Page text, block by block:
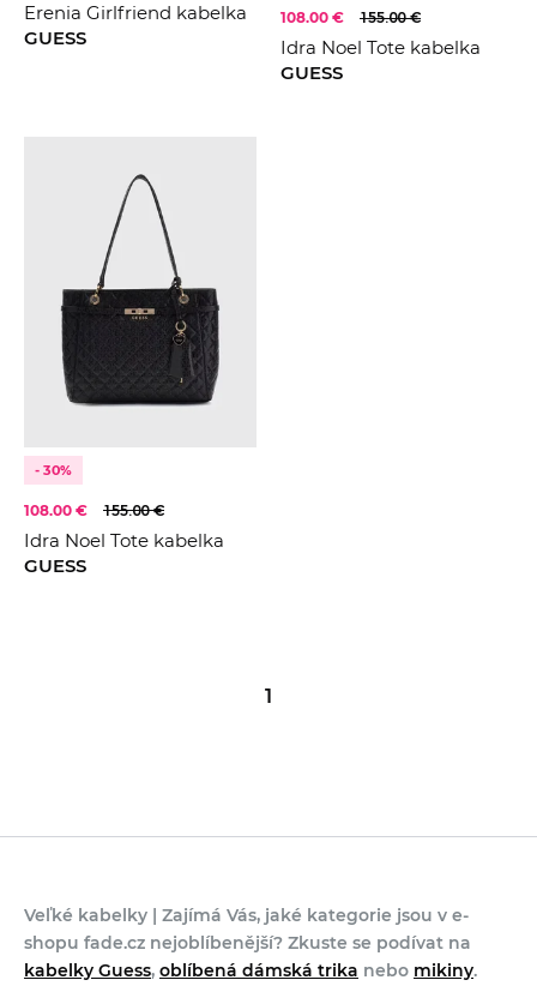
Erenia Girlfriend kabelka
GUESS
108.00 € 155.00 €
Idra Noel Tote kabelka
GUESS
- 30%
108.00 € 155.00 €
Idra Noel Tote kabelka
GUESS
1
Veľké kabelky | Zajímá Vás, jaké kategorie jsou v e-
shopu fade.cz nejoblíbenější? Zkuste se podívat na
kabelky Guess, oblíbená dámská trika nebo mikiny.